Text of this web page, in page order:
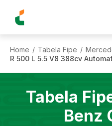
Home / Tabela Fipe /
R 500 L 5.5 V8 388cv
Tabela
Benz